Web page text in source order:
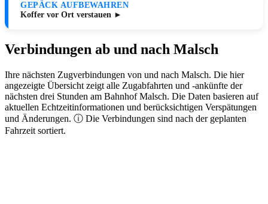
GEPÄCK AUFBEWAHREN
Koffer vor Ort verstauen ►
Verbindungen ab und nach Malsch
Ihre nächsten Zugverbindungen von und nach Malsch. Die hier
angezeigte Übersicht zeigt alle Zugabfahrten und -ankünfte der
nächsten drei Stunden am Bahnhof Malsch. Die Daten basieren auf
aktuellen Echtzeitinformationen und berücksichtigen Verspätungen
und Änderungen. ⓘ Die Verbindungen sind nach der geplanten
Fahrzeit sortiert.